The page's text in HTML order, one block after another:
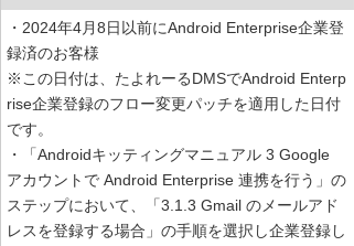
・2024年4月8日以前にAndroid Enterprise企業登
録済のお客様
※この日付は、たよれーるDMSでAndroid Enterp
rise企業登録のフロー変更パッチを適用した日付
です。
・「Androidキッティングマニュアル 3 Google
アカウントで Android Enterprise 連携を行う」の
ステップにおいて、「3.1.3 Gmail のメールアド
レスを登録する場合」の手順を選択し企業登録し